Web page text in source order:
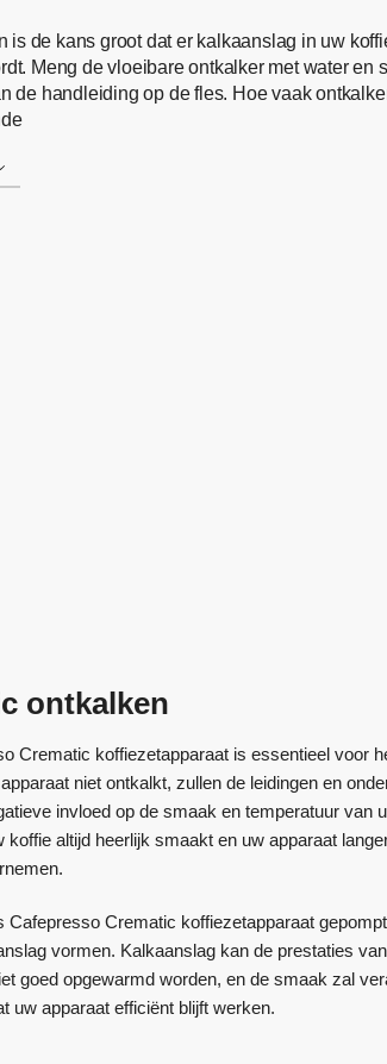
de kans groot dat er kalkaanslag in uw
Meng de vloeibare ontkalker met water en
handleiding op de fles. Hoe vaak
ontkalken
Crematic koffiezetapparaat is essentieel voor
niet ontkalkt, zullen de leidingen en
invloed op de smaak en temperatuur van
altijd heerlijk smaakt en uw apparaat
Crematic koffiezetapparaat
vormen. Kalkaanslag kan de prestaties
goed opgewarmd worden, en de smaak zal
uw apparaat efficiënt blijft werken.